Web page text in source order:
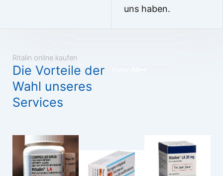
uns haben.
Ritalin online kaufen
Die Vorteile der
Wahl unseres
Services